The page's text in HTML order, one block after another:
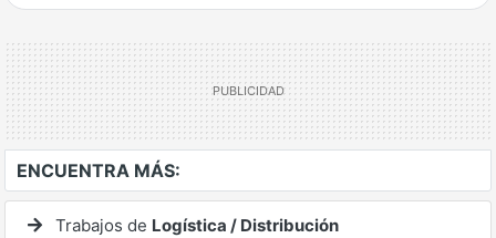
ENCUENTRA MÁS:
Trabajos de Logística / Distribución